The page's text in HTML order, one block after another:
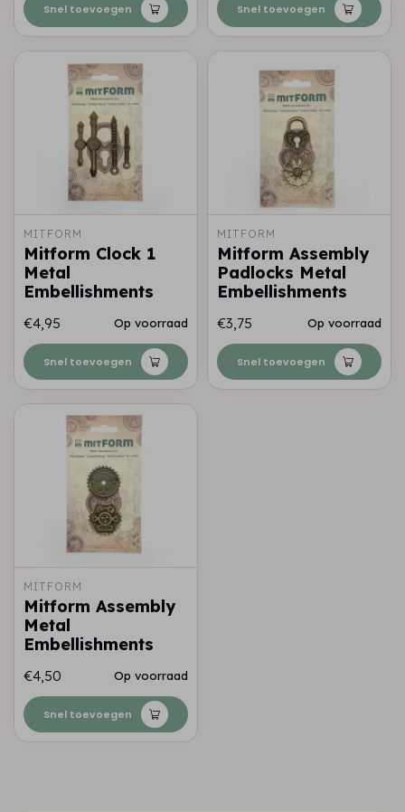
Snel toevoegen Snel toevoegen
MITFORM
Mitform Clock 1
Metal
Embellishments
€4,95 Op voorraad
Snel toevoegen
MITFORM
Mitform Assembly
Padlocks Metal
Embellishments
€3,75 Op voorraad
Snel toevoegen
MITFORM
Mitform Assembly
Metal
Embellishments
€4,50 Op voorraad
Snel toevoegen